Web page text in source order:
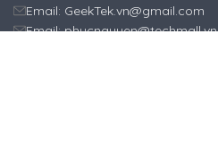
Email: GeekTek.vn@gmail.com
Email: phucnguyen@techmall.vn